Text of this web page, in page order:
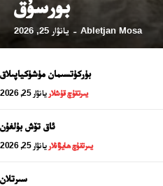
بورسۇق
Abletjan Mosa
- يانۋار 25, 2026
بۈركۈتسىمان مۈشۈكياپىلاق
يىرتقۇچ قۇشلار يانۋار 25, 2026
ئاق تۆش بۇلغۇن
يىرتقۇچ ھايۋانلار يانۋار 25, 2026
سىرتلان